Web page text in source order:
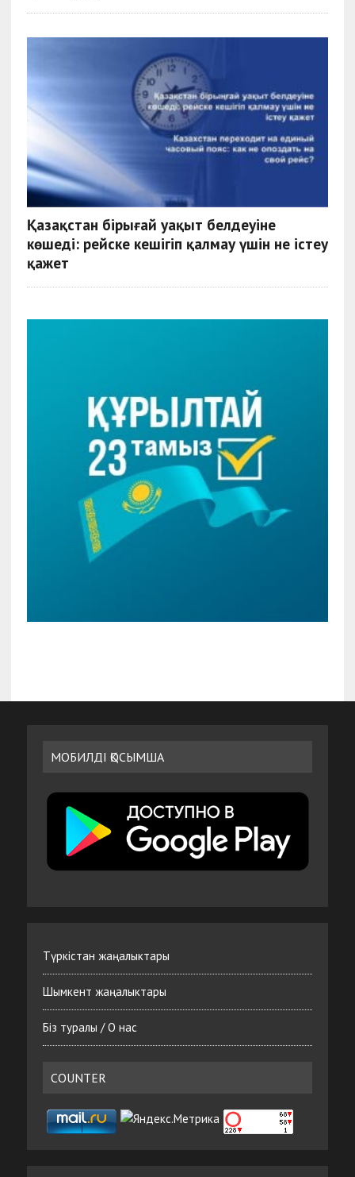
Қазақстан бірыңғай уақыт белдеуіне
көшеді: рейске кешігіп қалмау үшін не істеу
қажет
МОБИЛДІ ҚОСЫМША
Түркістан жаңалыктары
Шымкент жаңалыктары
Біз туралы / О нас
COUNTER